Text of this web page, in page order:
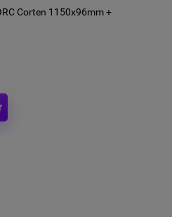
Corten 1150x96mm +